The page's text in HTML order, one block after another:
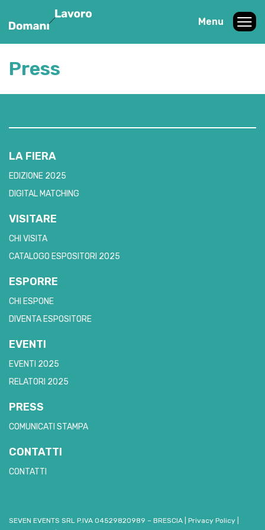
Menu
Press
LA FIERA
EDIZIONE 2025
DIGITAL MATCHING
VISITARE
CHI VISITA
CATALOGO ESPOSITORI 2025
ESPORRE
CHI ESPONE
DIVENTA ESPOSITORE
EVENTI
EVENTI 2025
RELATORI 2025
PRESS
COMUNICATI STAMPA
CONTATTI
CONTATTI
SEVEN EVENTS SRL P.IVA 04529820989 – BRESCIA Privacy Policy